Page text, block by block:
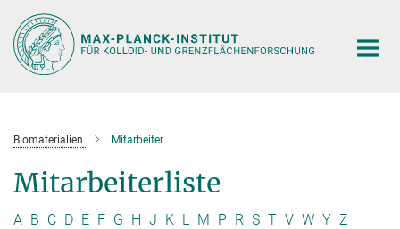
Hauptinhalt
Biomaterialien Mitarbeiter
Mitarbeiterliste
A B C D E F G H J K L M P R S T V W Y Z